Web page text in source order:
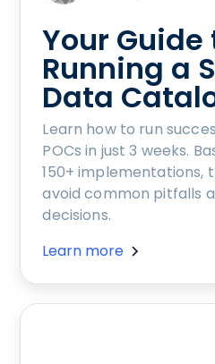
Your Guide
Running a
Data
Learn how to run
POCs in just 3 weeks.
150+ implementations,
avoid common pitfalls
decisions.
Learn more